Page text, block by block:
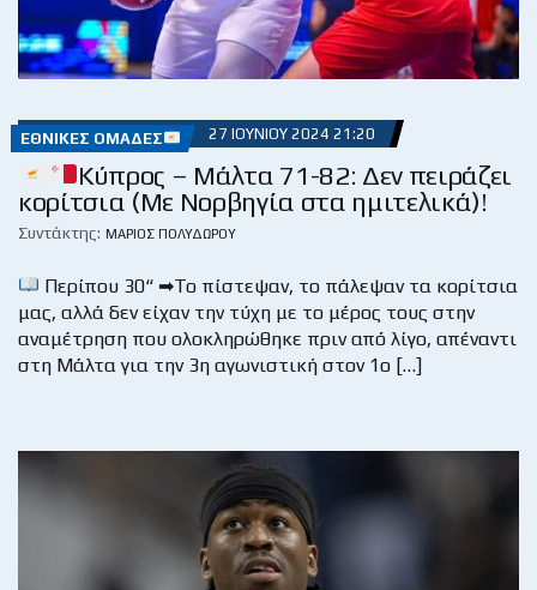
ΕΘΝΙΚΈΣ ΟΜΆΔΕΣ 27 ΙΟΥΝΊΟΥ 2024 21:20
Κύπρος – Μάλτα 71-82: Δεν πειράζει
κορίτσια (Με Νορβηγία στα ημιτελικά)!
Συντάκτης: ΜΆΡΙΟΣ ΠΟΛΥΔΏΡΟΥ
Περίπου 30“ ➡Το πίστεψαν, το πάλεψαν τα κορίτσια
μας, αλλά δεν είχαν την τύχη με το μέρος τους στην
αναμέτρηση που ολοκληρώθηκε πριν από λίγο, απέναντι
στη Μάλτα για την 3η αγωνιστική στον 1ο […]